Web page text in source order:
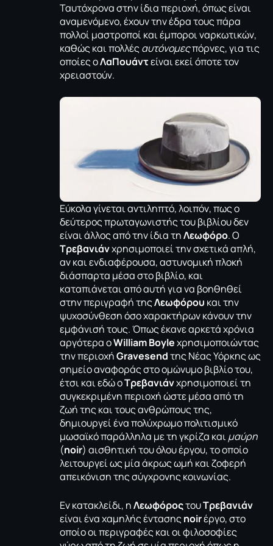
Ταυτόχρονα στην ίδια περιοχή, όπως είναι
αναμενόμενο, έχουν την έδρα τους πάρα
πολλοί μαστροποί και έμποροι ναρκωτικών,
καθώς και πολλέςαυτόνομεςπόρνες, για τις
οποίες οΛαΠουάντείναι εκεί όποτε τον
χρειαστούν.
Εύκολα γίνεται αντιληπτό, λοιπόν, πως ο
δεύτερος πρωταγωνιστής του βιβλίου δεν
είναι άλλος από την ίδια τηΛεωφόρο. Ο
Τρεβανιάνχρησιμοποιεί την σχετικά απλή,
αν και ενδιαφέρουσα, αστυνομική πλοκή
διάσπαρτα μέσα στο βιβλίο, και
καταπιάνεται από αυτή για να βοηθηθεί
στην περιγραφή τηςΛεωφόρου και την
ψυχοσύνθεση όσο χαρακτήρων κάνουν την
εμφάνισή τους. Όπως έκανε αρκετά χρόνια
αργότερα οWilliam Boyleχρησιμοποιώντας
την περιοχήGravesendτης Νέας Υόρκης ως
σημείο αναφοράς στο ομώνυμο βιβλίο του,
έτσι και εδώ οΤρεβανιάνχρησιμοποιεί τη
συγκεκριμένη περιοχή ώστε μέσα από τη
ζωή της και τους ανθρώπους της,
δημιουργεί ένα πολύχρωμο πολιτισμικό
μωσαϊκό παράλληλα με τη γκρίζα και μαύρη
(noir) αισθητική του όλου έργου, το οποίο
λειτουργεί ως μία άκρως ωμή και ζοφερή
απεικόνιση της σύγχρονης κοινωνίας.
Εν κατακλείδι, ηΛεωφόροςτουΤρεβανιάν
είναι ένα χαμηλής έντασηςnoirέργο, στο
οποίο οι περιγραφές και οι φιλοσοφίες